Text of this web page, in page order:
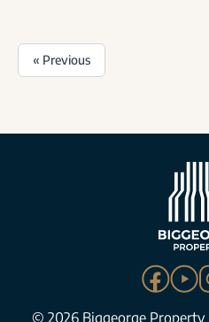
« Previous
© 2026 Biggeorge Property